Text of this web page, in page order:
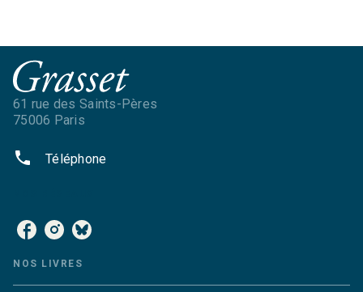
61 rue des Saints-Pères
75006 Paris
phone Téléphone
NOS LIVRES